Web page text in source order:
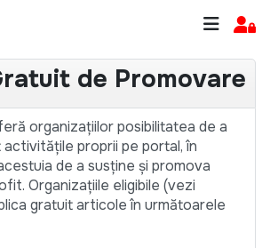
de Promovare
organizațiilor posibilitatea de a
proprii pe portal, în
de a susține și promova
Organizațiile eligibile (vezi
gratuit articole în următoarele